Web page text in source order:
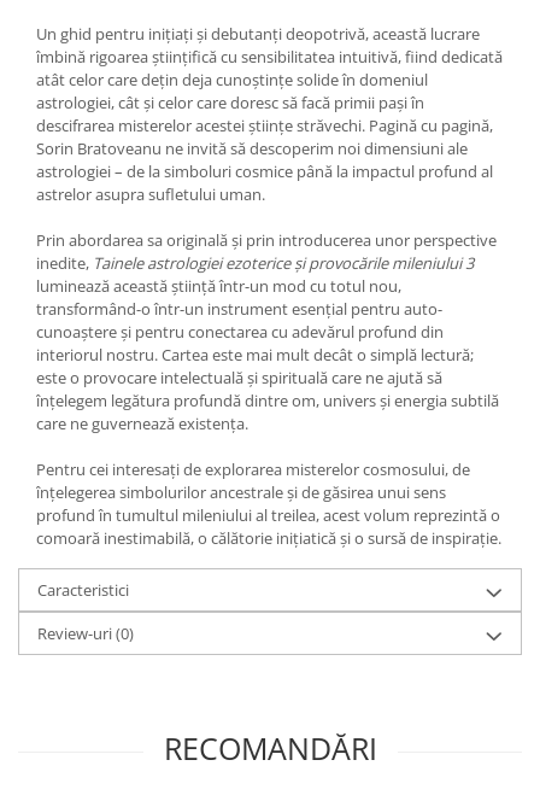
Un ghid pentru inițiați și debutanți deopotrivă, această lucrare
îmbină rigoarea științifică cu sensibilitatea intuitivă, fiind dedicată
atât celor care dețin deja cunoștințe solide în domeniul
astrologiei, cât și celor care doresc să facă primii pași în
descifrarea misterelor acestei științe străvechi. Pagină cu pagină,
Sorin Bratoveanu ne invită să descoperim noi dimensiuni ale
astrologiei – de la simboluri cosmice până la impactul profund al
astrelor asupra sufletului uman.
Prin abordarea sa originală și prin introducerea unor perspective
inedite, Tainele astrologiei ezoterice și provocările mileniului 3
luminează această știință într-un mod cu totul nou,
transformând-o într-un instrument esențial pentru auto-
cunoaștere și pentru conectarea cu adevărul profund din
interiorul nostru. Cartea este mai mult decât o simplă lectură;
este o provocare intelectuală și spirituală care ne ajută să
înțelegem legătura profundă dintre om, univers și energia subtilă
care ne guvernează existența.
Pentru cei interesați de explorarea misterelor cosmosului, de
înțelegerea simbolurilor ancestrale și de găsirea unui sens
profund în tumultul mileniului al treilea, acest volum reprezintă o
comoară inestimabilă, o călătorie inițiatică și o sursă de inspirație.
Caracteristici
Review-uri(0)
RECOMANDĂRI